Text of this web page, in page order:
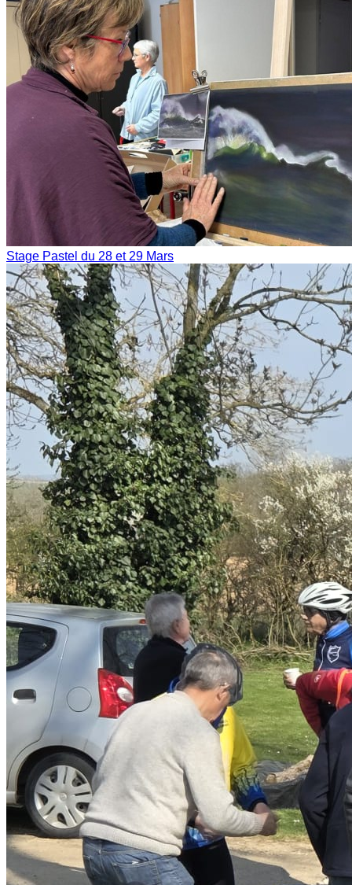
Stage Pastel du 28 et 29 Mars